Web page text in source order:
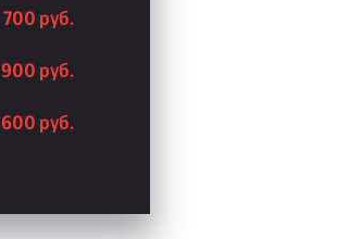
700 руб.
900 руб.
600 руб.